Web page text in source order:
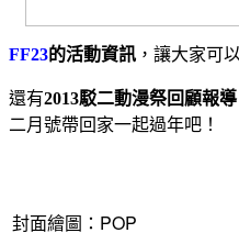
FF23的活動資訊 ，讓大家可
還有2013駁二動漫祭回顧報
二月號帶回家一起過年吧！
封面繪圖：POP